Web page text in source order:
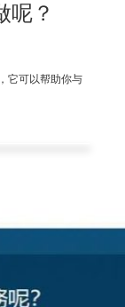
呢？
它可以帮助你与